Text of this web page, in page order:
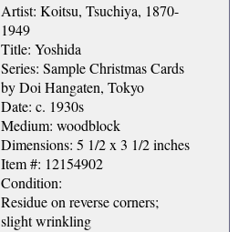
Artist: Koitsu, Tsuchiya, 1870-
1949
Title: Yoshida
Series: Sample Christmas Cards
by Doi Hangaten, Tokyo
Date: c. 1930s
Medium: woodblock
Dimensions: 5 1/2 x 3 1/2 inches
Item #: 12154902
Condition:
Residue on reverse corners;
slight wrinkling